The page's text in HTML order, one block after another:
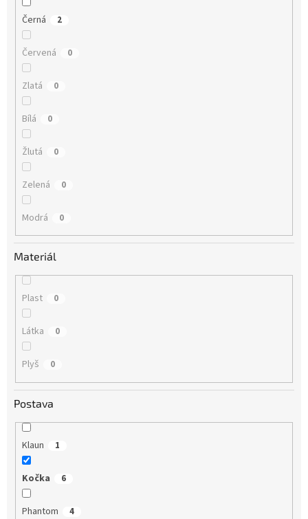
Černá 2
Červená 0
Zlatá 0
Bílá 0
Žlutá 0
Zelená 0
Modrá 0
Materiál
Plast 0
Látka 0
Plyš 0
Postava
Klaun 1
Kočka 6
Phantom 4